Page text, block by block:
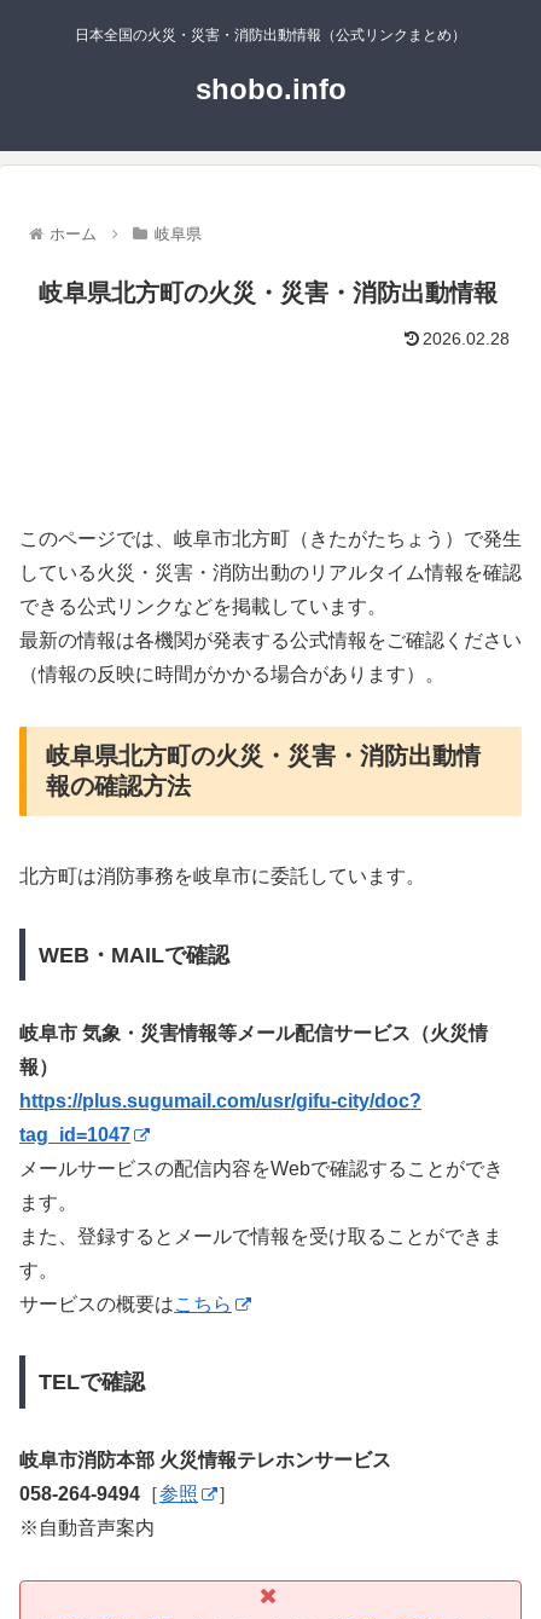
日本全国の火災・災害・消防出動情報（公式リンクまとめ）
shobo.info
ホーム 岐阜県
岐阜県北方町の火災・災害・消防出動情報
2026.02.28
このページでは、岐阜市北方町（きたがたちょう）で発生
している火災・災害・消防出動のリアルタイム情報を確認
できる公式リンクなどを掲載しています。
最新の情報は各機関が発表する公式情報をご確認ください
（情報の反映に時間がかかる場合があります）。
岐阜県北方町の火災・災害・消防出動情
報の確認方法
北方町は消防事務を岐阜市に委託しています。
WEB・MAILで確認
岐阜市 気象・災害情報等メール配信サービス（火災情
報）
https://plus.sugumail.com/usr/gifu-city/doc?
tag_id=1047
メールサービスの配信内容をWebで確認することができ
ます。
また、登録するとメールで情報を受け取ることができま
す。
サービスの概要はこちら
TELで確認
岐阜市消防本部 火災情報テレホンサービス
058-264-9494 ［参照
］
※自動音声案内